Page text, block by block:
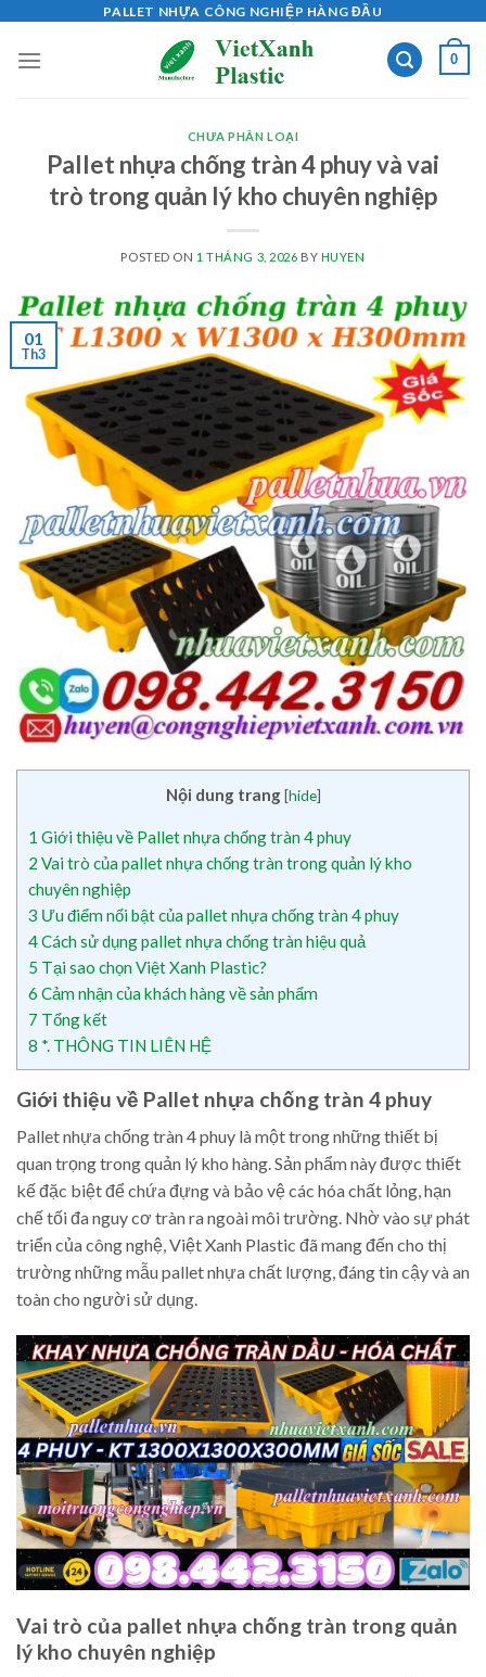
content
PALLET NHỰA CÔNG NGHIỆP HÀNG ĐẦU
0
CHƯA PHÂN LOẠI
Pallet nhựa chống tràn 4 phuy và vai
trò trong quản lý kho chuyên nghiệp
POSTED ON 1 THÁNG 3, 2026 BY HUYEN
01
Th3
Nội dung trang [hide]
1 Giới thiệu về Pallet nhựa chống tràn 4 phuy
2 Vai trò của pallet nhựa chống tràn trong quản lý kho
chuyên nghiệp
3 Ưu điểm nổi bật của pallet nhựa chống tràn 4 phuy
4Cách sử dụng pallet nhựa chống tràn hiệu quả
5 Tại sao chọn Việt Xanh Plastic?
6 Cảm nhận của khách hàng về sản phẩm
7 Tổng kết
8 *. THÔNG TIN LIÊN HỆ
Giới thiệu về Pallet nhựa chống tràn 4 phuy
Pallet nhựa chống tràn 4 phuy là một trong những thiết bị
quan trọng trong quản lý kho hàng. Sản phẩm này được thiết
kế đặc biệt để chứa đựng và bảo vệ các hóa chất lỏng, hạn
chế tối đa nguy cơ tràn ra ngoài môi trường. Nhờ vào sự phát
triển của công nghệ, Việt Xanh Plastic đã mang đến cho thị
trường những mẫu pallet nhựa chất lượng, đáng tin cậy và an
toàn cho người sử dụng.
Vai trò của pallet nhựa chống tràn trong quản
lý kho chuyên nghiệp